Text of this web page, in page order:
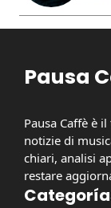
Pausa
Pausa Caffè è
notizie di
chiari, analisi
restare